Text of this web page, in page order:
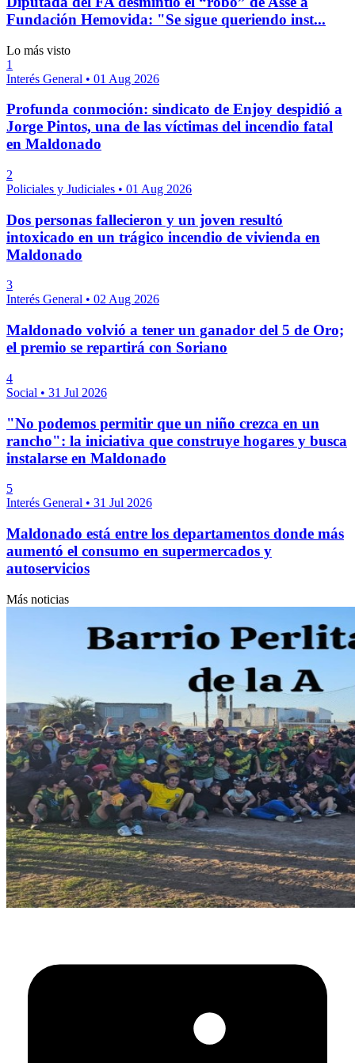
Fundación Hemovida: "Se sigue queriendo inst...
Lo más visto
1
Interés General • 01 Aug 2026
Profunda conmoción: sindicato de Enjoy despidió a
Jorge Pintos, una de las víctimas del incendio fatal
en Maldonado
2
Policiales y Judiciales • 01 Aug 2026
Dos personas fallecieron y un joven resultó
intoxicado en un trágico incendio de vivienda en
Maldonado
3
Interés General • 02 Aug 2026
Maldonado volvió a tener un ganador del 5 de Oro;
el premio se repartirá con Soriano
4
Social • 31 Jul 2026
"No podemos permitir que un niño crezca en un
rancho": la iniciativa que construye hogares y busca
instalarse en Maldonado
5
Interés General • 31 Jul 2026
Maldonado está entre los departamentos donde más
aumentó el consumo en supermercados y
autoservicios
Más noticias